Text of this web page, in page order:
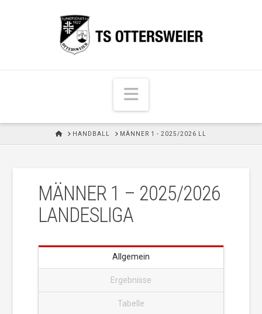
N
a
v
i
t
n
HANDBALL MÄNNER 1 - 2025/2026 LL
MÄNNER 1 – 2025/2026
LANDESLIGA
Allgemein
Ergebnisse
Tabelle